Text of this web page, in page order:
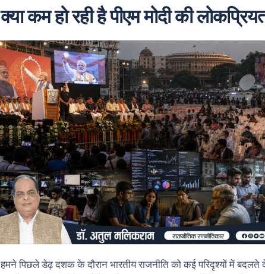
क्या कम हो रही है पीएम मोदी की
हमने पिछले डेढ़ दशक के दौरान भारतीय राजनीति को कई परिदृश्यों में